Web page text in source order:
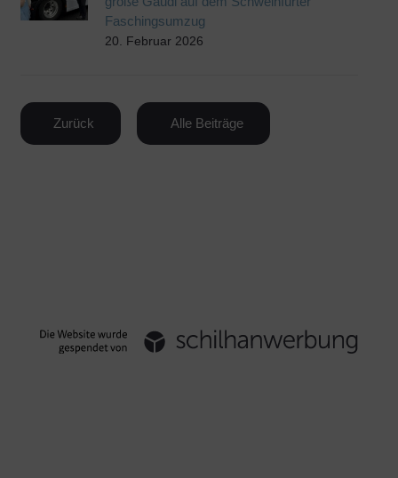
Faschingsumzug
20. Februar 2026
Zurück Alle Beiträge